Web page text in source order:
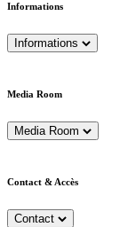
Informations
Informations
Media Room
Media Room
Contact & Accès
Contact